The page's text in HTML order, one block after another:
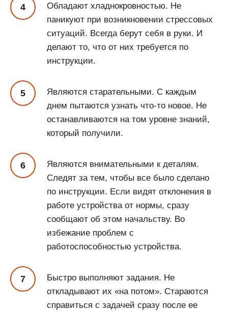
Обладают хладнокровностью. Не
паникуют при возникновении стрессовых
ситуаций. Всегда берут себя в руки. И
делают то, что от них требуется по
инструкции.
Являются старательными. С каждым
днем пытаются узнать что-то новое. Не
останавливаются на том уровне знаний,
который получили.
Являются внимательными к деталям.
Следят за тем, чтобы все было сделано
по инструкции. Если видят отклонения в
работе устройства от нормы, сразу
сообщают об этом начальству. Во
избежание проблем с
работоспособностью устройства.
Быстро выполняют задания. Не
откладывают их «на потом». Стараются
справиться с задачей сразу после ее